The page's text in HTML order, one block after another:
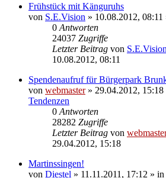
Frühstück mit Känguruhs
von S.E.Vision » 10.08.2012, 08:11
0 Antworten
24037 Zugriffe
Letzter Beitrag von S.E.Vision
10.08.2012, 08:11
Spendenaufruf für Bürgerpark
von webmaster» 29.04.2012, 15:18
Tendenzen
0 Antworten
28282 Zugriffe
Letzter Beitrag von
29.04.2012, 15:18
Martinssingen!
von Diestel » 11.11.2011, 17:12 » in